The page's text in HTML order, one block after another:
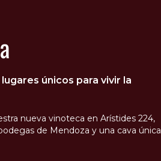
únicos para vivir la
nueva vinoteca en Arístides 224,
de Mendoza y una cava única